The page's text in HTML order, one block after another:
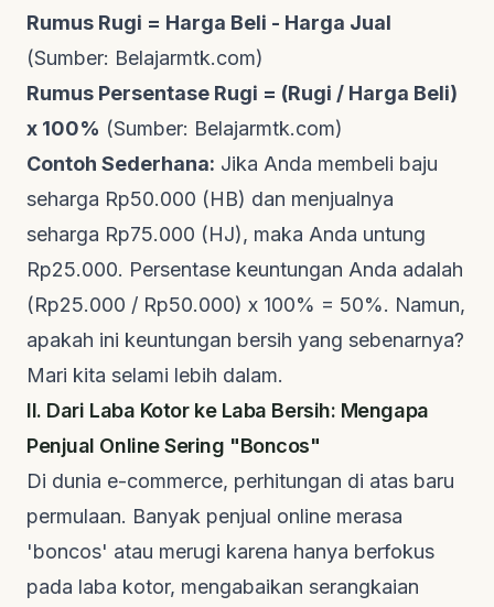
Rumus Rugi = Harga Beli - Harga Jual
(Sumber: Belajarmtk.com)
Rumus Persentase Rugi = (Rugi / Harga Beli)
x 100% (Sumber: Belajarmtk.com)
Contoh Sederhana: Jika Anda membeli baju
seharga Rp50.000 (HB) dan menjualnya
seharga Rp75.000 (HJ), maka Anda untung
Rp25.000. Persentase keuntungan Anda adalah
(Rp25.000 / Rp50.000) x 100% = 50%. Namun,
apakah ini keuntungan bersih yang sebenarnya?
Mari kita selami lebih dalam.
II. Dari Laba Kotor ke Laba Bersih: Mengapa
Penjual Online Sering "Boncos"
Di dunia e-commerce, perhitungan di atas baru
permulaan. Banyak penjual online merasa
'boncos' atau merugi karena hanya berfokus
pada laba kotor, mengabaikan serangkaian